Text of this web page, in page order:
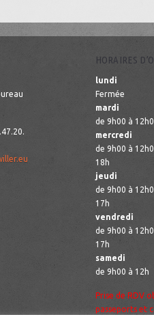
HORAIRES
lundi
Fermée
mardi
de 9h00 à
mercredi
de 9h00 à
18h
jeudi
de 9h00 à
17h
vendredi
de 9h00 à
17h
samedi
de 9h00 à 12h
Prise de RDV
passeports et